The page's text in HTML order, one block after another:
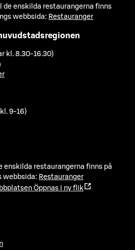
enskilda restaurangerna finns
webbsida: Restauranger
kl. 8.30-16.30)
9-16)
enskilda restaurangerna finns på
webbsida: Restauranger
Öppnas i ny flik